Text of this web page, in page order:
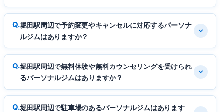
堀田駅周辺で予約変更やキャンセルに対応するパーソナ
ルジムはありますか？
堀田駅周辺で無料体験や無料カウンセリングを受けられ
るパーソナルジムはありますか？
堀田駅周辺で駐車場のあるパーソナルジムはあります